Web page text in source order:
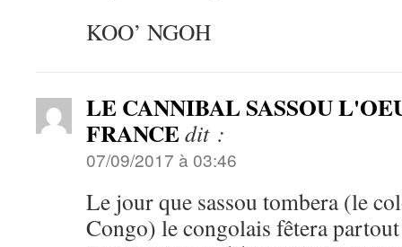
KOO’ NGOH
LE CANNIBAL SASSOU
FRANCEdit :
07/09/2017 à 03:46
Le jour que sassou tombera (le
Congo) le congolais fêtera